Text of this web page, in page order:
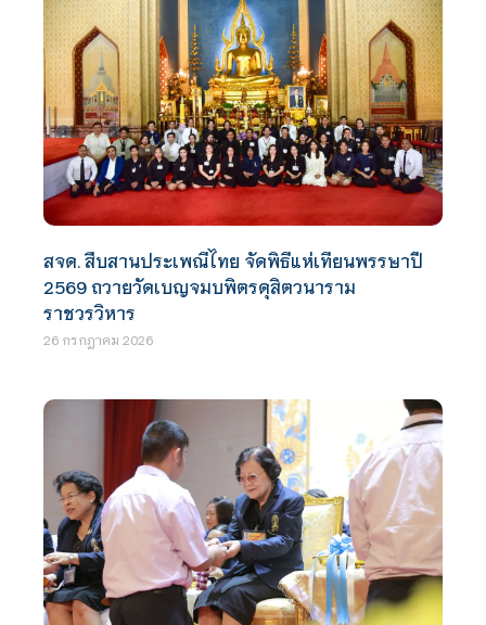
สจด. สืบสานประเพณีไทย จัดพิธีแห่เทียนพรรษาปี
2569 ถวายวัดเบญจมบพิตรดุสิตวนาราม
ราชวรวิหาร
26 กรกฎาคม 2026